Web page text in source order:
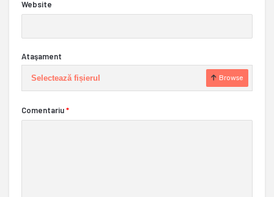
Website
Ataşament
Selectează fișierul Browse
Comentariu*